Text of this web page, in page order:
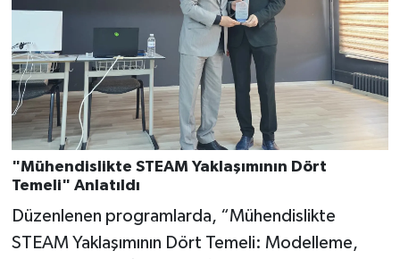
"Mühendislikte STEAM Yaklaşımının Dört
Temeli" Anlatıldı
Düzenlenen programlarda, “Mühendislikte
STEAM Yaklaşımının Dört Temeli: Modelleme,